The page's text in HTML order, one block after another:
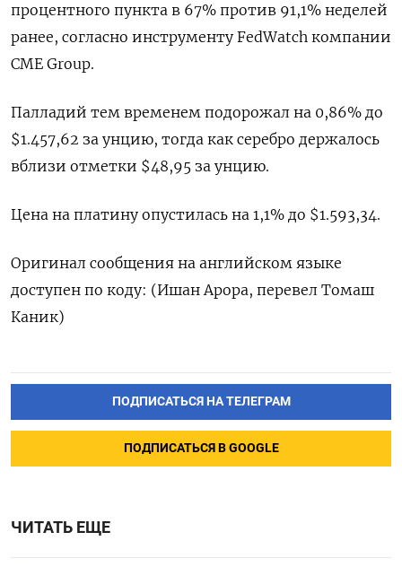
процентного пункта в 67% против 91,1% неделей
ранее, согласно инструменту FedWatch компании
CME Group.
Палладий тем временем подорожал на 0,86% до
$1.457,62​​ за унцию, тогда как серебро держалось
вблизи отметки $48,95​ за унцию.
Цена на платину опустилась на 1,1% до $1.593,34.
Оригинал сообщения на английском языке
доступен по коду: (Ишан Арора, перевел Томаш
Каник)
ПОДПИСАТЬСЯ НА ТЕЛЕГРАМ
ПОДПИСАТЬСЯ В GOOGLE
ЧИТАТЬ ЕЩЕ